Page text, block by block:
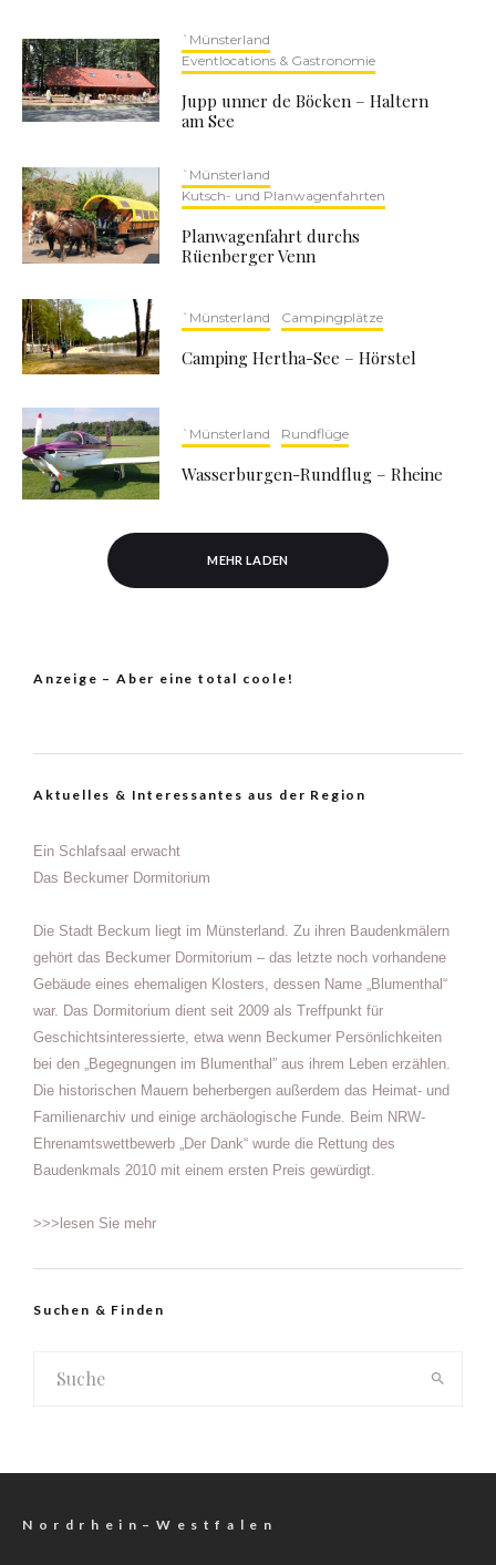
`Münsterland
Eventlocations & Gastronomie
Jupp unner de Böcken – Haltern
am See
`Münsterland
Kutsch- und Planwagenfahrten
Planwagenfahrt durchs
Rüenberger Venn
`Münsterland Campingplätze
Camping Hertha-See – Hörstel
`Münsterland Rundflüge
Wasserburgen-Rundflug – Rheine
MEHR LADEN
Anzeige – Aber eine total coole!
Aktuelles & Interessantes aus der Region
Ein Schlafsaal erwacht
Das Beckumer Dormitorium
Die Stadt Beckum liegt im Münsterland. Zu ihren Baudenkmälern
gehört das Beckumer Dormitorium – das letzte noch vorhandene
Gebäude eines ehemaligen Klosters, dessen Name „Blumenthal“
war. Das Dormitorium dient seit 2009 als Treffpunkt für
Geschichtsinteressierte, etwa wenn Beckumer Persönlichkeiten
bei den „Begegnungen im Blumenthal” aus ihrem Leben erzählen.
Die historischen Mauern beherbergen außerdem das Heimat- und
Familienarchiv und einige archäologische Funde. Beim NRW-
Ehrenamtswettbewerb „Der Dank“ wurde die Rettung des
Baudenkmals 2010 mit einem ersten Preis gewürdigt.
>>>lesen Sie mehr
Suchen & Finden
N o r d r h e i n – W e s t f a l e n